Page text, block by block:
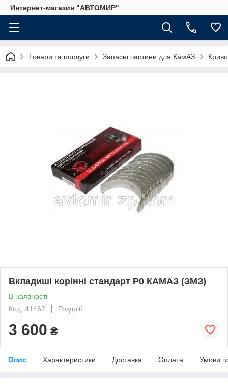
Интернет-магазин "АВТОМИР"
Товари та послуги Запасні частини для КамАЗ
Вкладиші корінні стандарт Р0 КАМАЗ (ЗМЗ)
В наявності
Код: 41462
Роздріб
3 600 ₴
Опис Характеристики Доставка Оплата Умови